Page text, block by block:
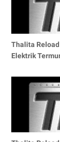
Thalita
Elektrik